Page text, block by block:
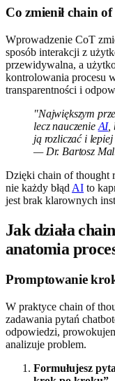
Co zmienił chain
Wprowadzenie CoT
sposób interakcji z
przewidywalna, a
kontrolowania procesu
transparentności i
"Największym
lecz nauczenie AI,
ją rozliczać i
— Dr. Bartosz
Dzięki chain of thought
nie każdy błąd AI to
jest brak klarownych
Jak działa
anatomia
Promptowanie
W praktyce chain of
zadawania pytań
odpowiedzi,
analizuje problem.
Formułujesz